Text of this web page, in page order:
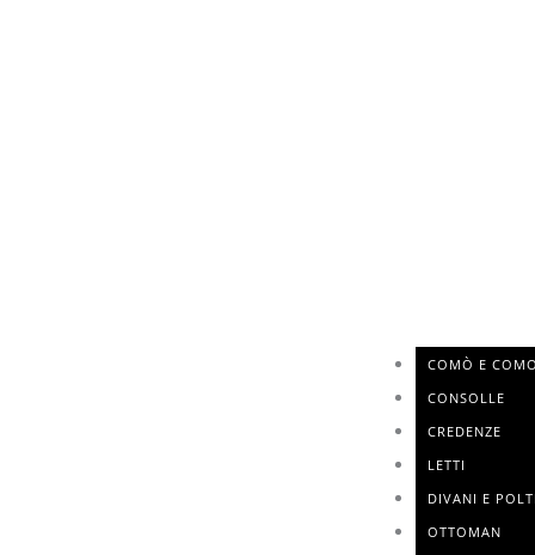
COMÒ E
CONSOLLE
CREDENZE
LETTI
DIVANI E
OTTOMAN